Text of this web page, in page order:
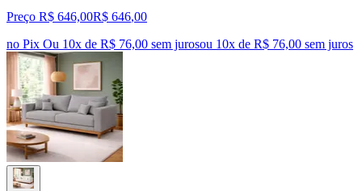
Preço R$ 646,00R$ 646,00
no Pix Ou 10x de R$ 76,00 sem jurosou 10x de R$ 76,00 sem juros